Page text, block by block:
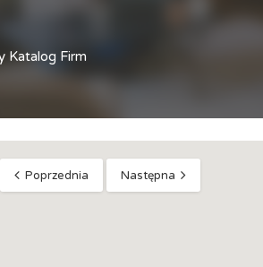
Katalog Firm
Poprzednia Następna